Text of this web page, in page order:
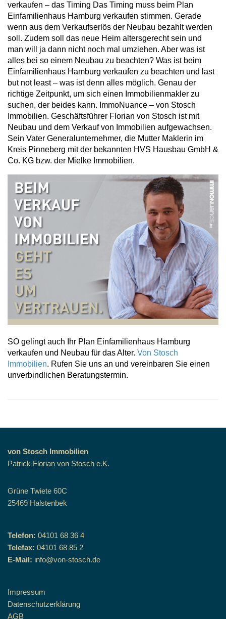
verkaufen – das Timing Das Timing muss beim Plan
Einfamilienhaus Hamburg verkaufen stimmen. Gerade
wenn aus dem Verkaufserlös der Neubau bezahlt werden
soll. Zudem soll das neue Heim altersgerecht sein und
man will ja dann nicht noch mal umziehen. Aber was ist
alles bei so einem Neubau zu beachten? Was ist beim
Einfamilienhaus Hamburg verkaufen zu beachten und last
but not least – was ist denn alles möglich. Genau der
richtige Zeitpunkt, um sich einen Immobilienmakler zu
suchen, der beides kann. ImmoNuance – von Stosch
Immobilien. Geschäftsführer Florian von Stosch ist mit
Neubau und dem Verkauf von Immobilien aufgewachsen.
Sein Vater Generalunternehmer, die Mutter Maklerin im
Kreis Pinneberg mit der bekannten HVS Hausbau GmbH &
Co. KG bzw. der Mielke Immobilien.
SO gelingt auch Ihr Plan Einfamilienhaus Hamburg
verkaufen und Neubau für das Alter. Von Stosch
Immobilien. Rufen Sie uns an und vereinbaren Sie einen
unverbindlichen Beratungstermin.
von Stosch Immobilien
Patrick Florian von Stosch e.K.
Grüne Twiete 60C
25469 Halstenbek
Telefon: 04101 68 36 4
Telefax: 04101 68 85 2
E-Mail: info@von-stosch.de
Impressum
Datenschutzerklärung
AGB